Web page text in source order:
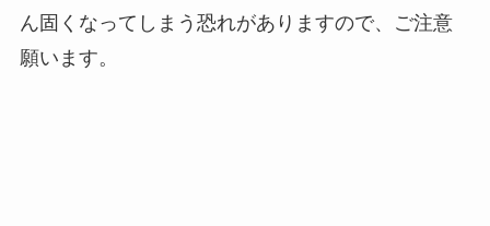
ん固くなってしまう恐れがありますので、ご注意
願います。